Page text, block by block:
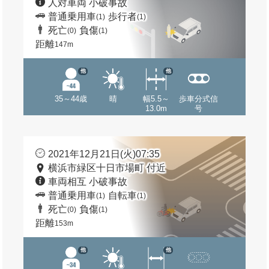
人対車両 小破事故
普通乗用車(1) 歩行者(1)
死亡(0) 負傷(1)
距離147m
35～44歳
他
晴
幅5.5～
13.0m
他
歩車分式信
号
2021年12月21日(火)07:35
横浜市緑区十日市場町 付近
車両相互 小破事故
普通乗用車(1) 自転車(1)
死亡(0) 負傷(1)
距離153m
他 他